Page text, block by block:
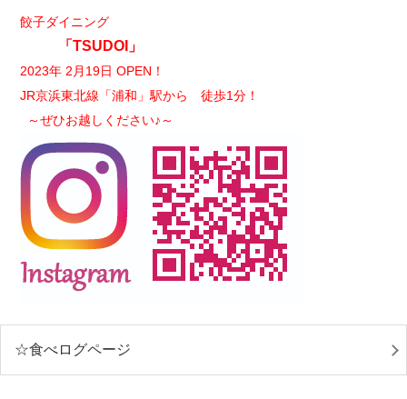
餃子ダイニング
「TSUDOI」
2023年 2月19日 OPEN！
JR京浜東北線「浦和」駅から 徒歩1分！
～ぜひお越しください♪～
☆食べログページ